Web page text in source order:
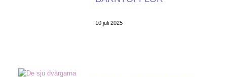
10 juli 2025